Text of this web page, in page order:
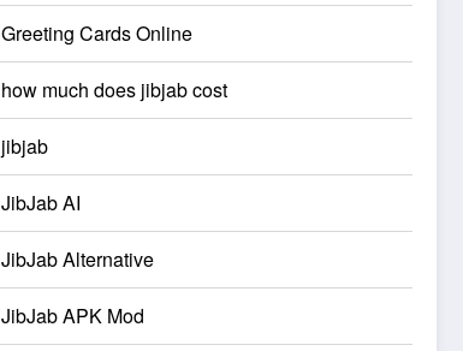
Greeting Cards Online
how much does jibjab cost
jibjab
JibJab AI
JibJab Alternative
JibJab APK Mod